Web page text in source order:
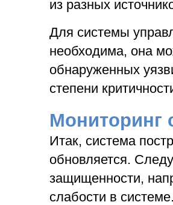
из разных
Для системы
необходима, она
обнаруженных
степени
Мониторинг
Итак, система
обновляется.
защищенности,
слабости в